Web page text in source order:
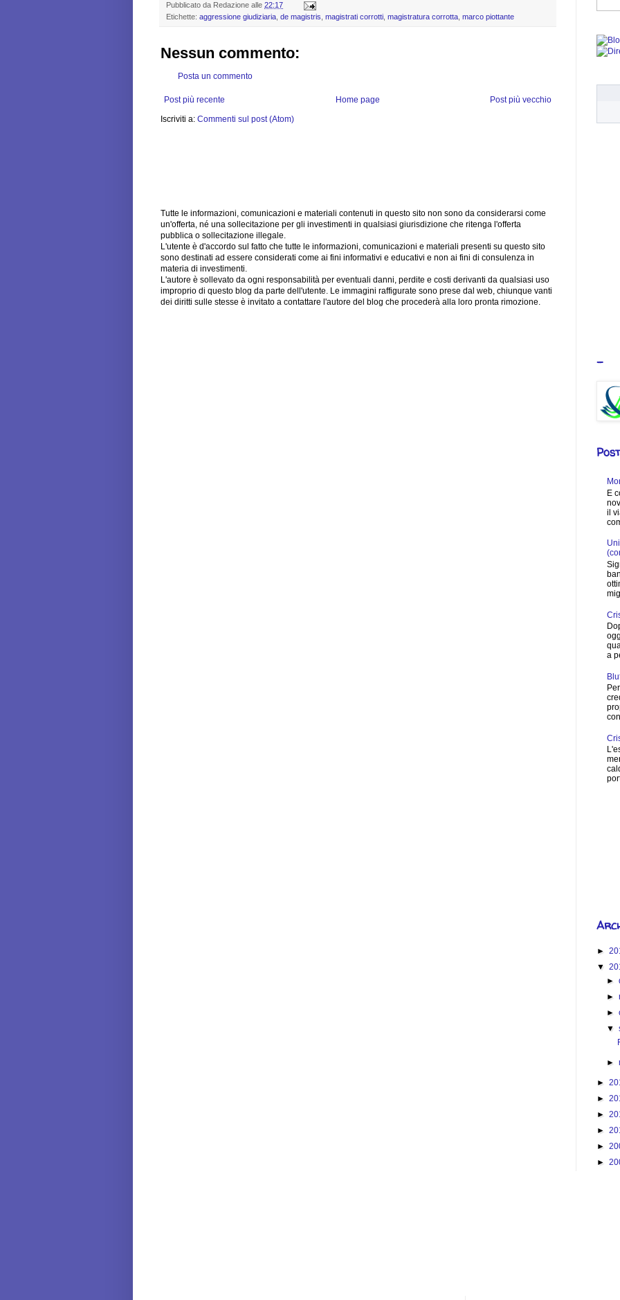
Pubblicato da Redazione alle 22:17
Etichette: aggressione giudiziaria, de magistris, magistrati corrotti, magistratura corrotta, marco piottante
Nessun commento:
Posta un commento
Post più recente Post più vecchio
Home page
Iscriviti a: Commenti sul post (Atom)
Tutte le informazioni, comunicazioni e materiali contenuti in questo sito non sono da considerarsi come
un'offerta, né una sollecitazione per gli investimenti in qualsiasi giurisdizione che ritenga l'offerta
pubblica o sollecitazione illegale.
L'utente è d'accordo sul fatto che tutte le informazioni, comunicazioni e materiali presenti su questo sito
sono destinati ad essere considerati come ai fini informativi e educativi e non ai fini di consulenza in
materia di investimenti.
L'autore è sollevato da ogni responsabilità per eventuali danni, perdite e costi derivanti da qualsiasi uso
improprio di questo blog da parte dell'utente. Le immagini raffigurate sono prese dal web, chiunque vanti
dei diritti sulle stesse è invitato a contattare l'autore del blog che procederà alla loro pronta rimozione.
-
E
il
a
►
▼
►
►
►
▼
►
►
►
►
►
►
►